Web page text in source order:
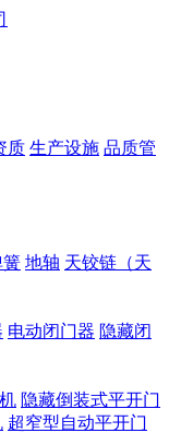
质 生产设施 品质管
簧 地轴 天铰链（天
电动闭门器 隐藏闭
隐藏倒装式平开门
超窄型自动平开门